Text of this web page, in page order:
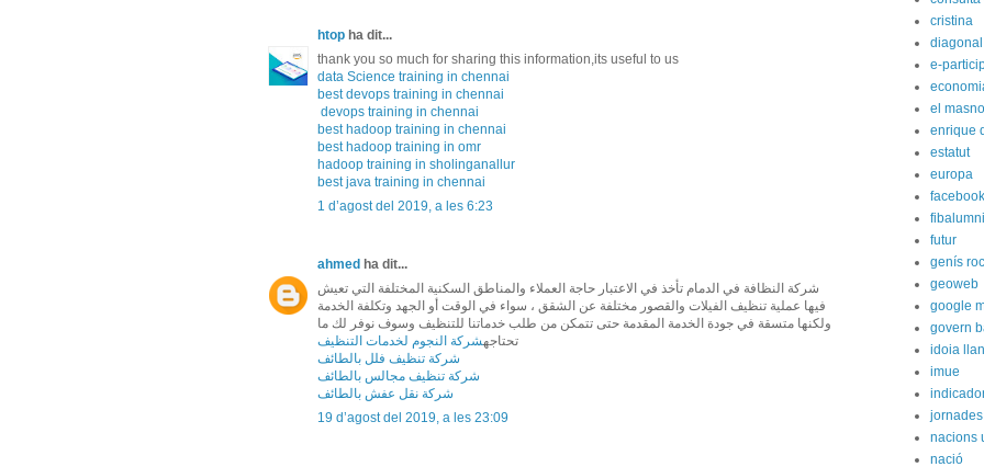
htop ha dit...
thank you so much for sharing this information,its useful to us
data Science training in chennai
best devops training in chennai
devops training in chennai
best hadoop training in chennai
best hadoop training in omr
hadoop training in sholinganallur
best java training in chennai
1 d’agost del 2019, a les 6:23
ahmed ha dit...
شركة النظافة في الدمام تأخذ في الاعتبار حاجة العملاء والمناطق السكنية المختلفة التي تعيش
فيها عملية تنظيف الفيلات والقصور مختلفة عن الشقق ، سواء في الوقت أو الجهد وتكلفة الخدمة
ولكنها متسقة في جودة الخدمة المقدمة حتى تتمكن من طلب خدماتنا للتنظيف وسوف نوفر لك ما
تحتاجهشركة النجوم لخدمات التنظيف
شركة تنظيف فلل بالطائف
شركة تنظيف مجالس بالطائف
شركة نقل عفش بالطائف
19 d’agost del 2019, a les 23:09
cristina
diagonal
e-
el
enrique
estatut
europa
facebook
fibalumni
futur
genís
geoweb
google
govern
idoia
imue
nacions
nació